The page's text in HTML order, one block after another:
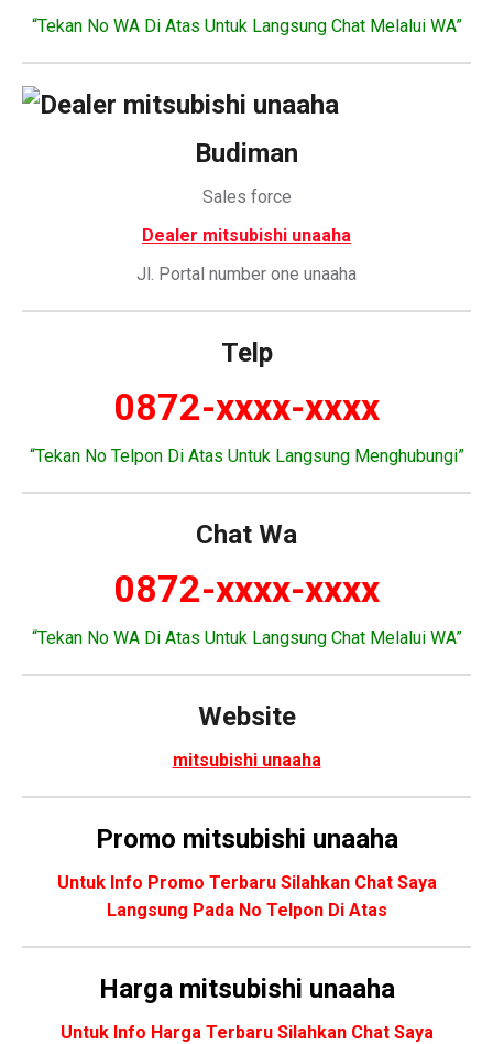
“Tekan No WA Di Atas Untuk Langsung Chat Melalui WA”
Budiman
Sales force
Dealer mitsubishi unaaha
Jl. Portal number one unaaha
Telp
0872-xxxx-xxxx
“Tekan No Telpon Di Atas Untuk Langsung Menghubungi”
Chat Wa
0872-xxxx-xxxx
“Tekan No WA Di Atas Untuk Langsung Chat Melalui WA”
Website
mitsubishi unaaha
Promo mitsubishi unaaha
Untuk Info Promo Terbaru Silahkan Chat Saya
Langsung Pada No Telpon Di Atas
Harga mitsubishi unaaha
Untuk Info Harga Terbaru Silahkan Chat Saya